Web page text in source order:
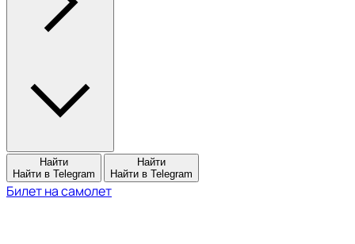
Найти
Найти в Telegram
Найти
Найти в Telegram
Билет на самолет